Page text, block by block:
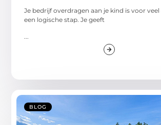
Je bedrijf overdragen aan je kind is voor
een logische stap. Je geeft
BLOG